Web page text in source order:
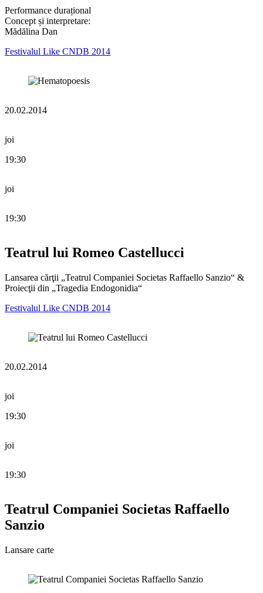
Performance durațional
Concept și interpretare:
Mădălina Dan
Festivalul Like CNDB 2014
20.02.2014
joi
19:30
joi
19:30
Teatrul lui Romeo Castellucci
Lansarea cărţii „Teatrul Companiei Societas Raffaello Sanzio“ &
Proiecţii din „Tragedia Endogonidia“
Festivalul Like CNDB 2014
20.02.2014
joi
19:30
joi
19:30
Teatrul Companiei Societas Raffaello
Sanzio
Lansare carte